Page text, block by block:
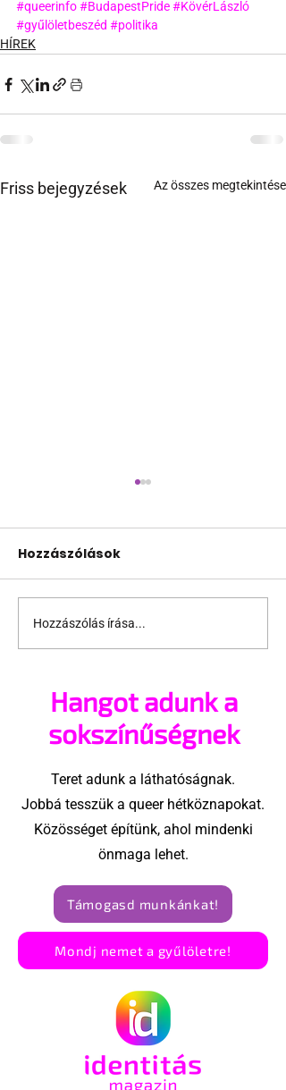
#queerinfo#BudapestPride#KövérLászló
#gyűlöletbeszéd #politika
HÍREK
Friss bejegyzések Az összes megtekintése
Támogathatsz és
ajánlhatsz: Te is részt
megvalósításában
Hozzászólások
Hozzászólás írása...
Hangot adunk a
sokszínűségnek
Teret adunk a láthatóságnak.
Jobbá tesszük a queer hétköznapokat.
Közösséget építünk, ahol mindenki
önmaga lehet.
Támogasd munkánkat!
Mondj nemet a gyűlöletre!